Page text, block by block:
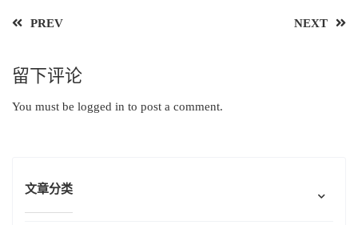
PREV NEXT
留下评论
You must be logged in to post a comment.
文章分类